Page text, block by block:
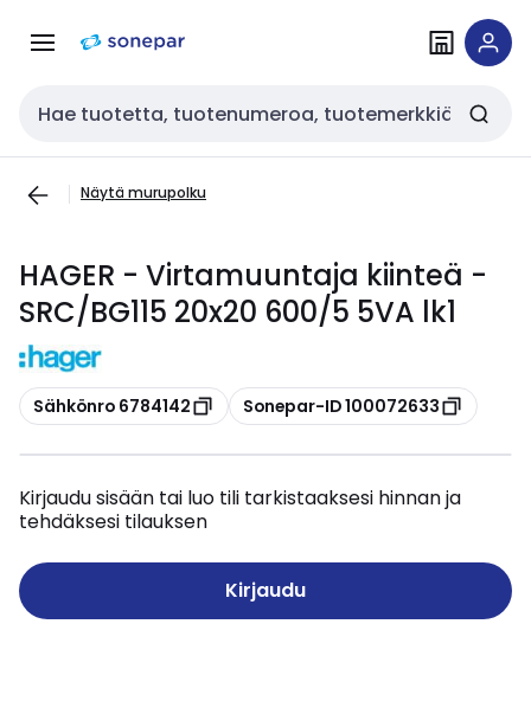
navigointiinsisältöön
Haku
Näytä murupolku
HAGER - Virtamuuntaja kiinteä -
SRC/BG115 20x20 600/5 5VA lk1
Kopioi
Sähkönro 6784142 Kopioi
Sonepar-ID 100072633
Kirjaudu sisään tai luo tili tarkistaaksesi hinnan ja
tehdäksesi tilauksen
Kirjaudu